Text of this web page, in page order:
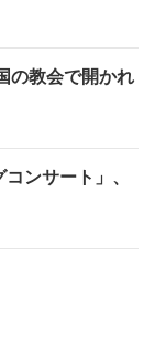
の教会で開かれ
ンサート」、